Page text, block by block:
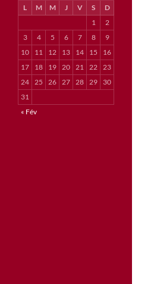
L M M J V S
D
1
2
3
4 5 6 7 8
9
10
11 12 13 14 15
16
17
18 19 20 21 22 23
24 25 26 27 28 29
30
31
« Fév